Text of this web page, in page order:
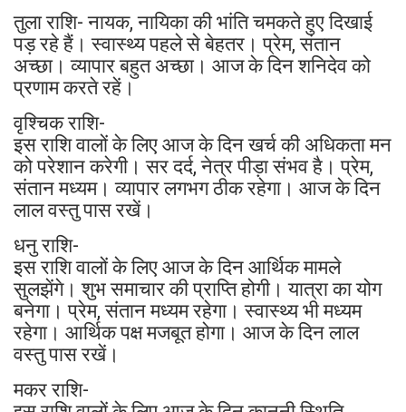
तुला राशि- नायक, नायिका की भांति चमकते हुए दिखाई
पड़ रहे हैं। स्वास्थ्य पहले से बेहतर। प्रेम, संतान
अच्छा। व्यापार बहुत अच्छा। आज के दिन शनिदेव को
प्रणाम करते रहें।
वृश्चिक राशि-
इस राशि वालों के लिए आज के दिन खर्च की अधिकता मन
को परेशान करेगी। सर दर्द, नेत्र पीड़ा संभव है। प्रेम,
संतान मध्यम। व्यापार लगभग ठीक रहेगा। आज के दिन
लाल वस्तु पास रखें।
धनु राशि-
इस राशि वालों के लिए आज के दिन आर्थिक मामले
सुलझेंगे। शुभ समाचार की प्राप्ति होगी। यात्रा का योग
बनेगा। प्रेम, संतान मध्यम रहेगा। स्वास्थ्य भी मध्यम
रहेगा। आर्थिक पक्ष मजबूत होगा। आज के दिन लाल
वस्तु पास रखें।
मकर राशि-